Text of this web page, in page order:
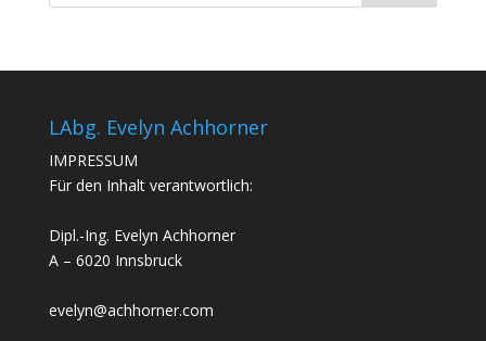
LAbg. Evelyn Achhorner
IMPRESSUM
Für den Inhalt verantwortlich:
Dipl.-Ing. Evelyn Achhorner
A – 6020 Innsbruck
evelyn@achhorner.com